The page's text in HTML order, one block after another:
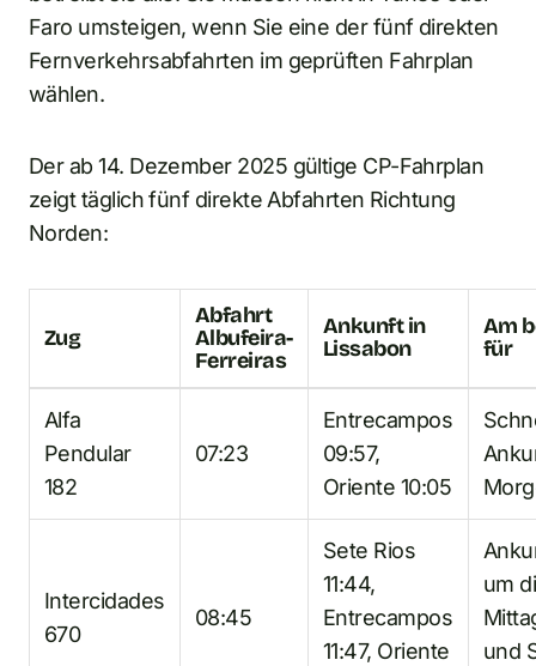
Faro umsteigen, wenn Sie eine der fünf direkten
Fernverkehrsabfahrten im geprüften Fahrplan
wählen.
Der ab 14. Dezember 2025 gültige CP-Fahrplan
zeigt täglich fünf direkte Abfahrten Richtung
Norden:
Zug
Abfahrt
Albufeira-
Ferreiras
Ankunft in
Lissabon
Am
für
Alfa
Pendular
182
07:23
Entrecampos
09:57,
Oriente 10:05
Intercidades
670
08:45
Sete Rios
11:44,
Entrecampos
11:47, Oriente
um
und